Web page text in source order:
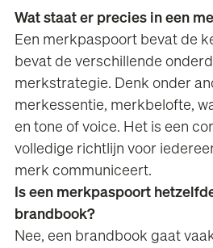
Wat staat er precies in een
Een merkpaspoort bevat de
bevat de verschillende
merkstrategie. Denk onder
merkessentie, merkbelofte,
en tone of voice. Het is een
volledige richtlijn voor
merk communiceert.
Is een merkpaspoort
brandbook?
Nee, een brandbook gaat